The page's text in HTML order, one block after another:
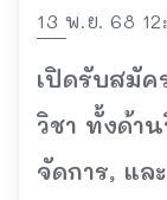
13 พ.ย. 68
เปิดรับสมัค
วิชา ทั้งด้าน
จัดการ, แล